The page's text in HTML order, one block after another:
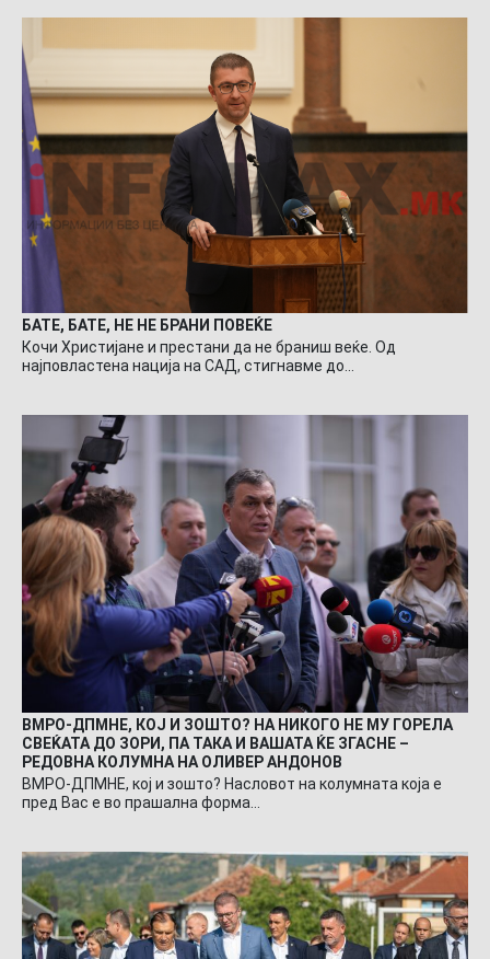
БАТЕ, БАТЕ, НЕ НЕ БРАНИ ПОВЕЌЕ
Кочи Христијане и престани да не браниш веќе. Од
најповластена нација на САД, стигнавме до…
ВМРО-ДПМНЕ, КОЈ И ЗОШТО? НА НИКОГО НЕ МУ ГОРЕЛА
СВЕЌАТА ДО ЗОРИ, ПА ТАКА И ВАШАТА ЌЕ ЗГАСНЕ –
РЕДОВНА КОЛУМНА НА ОЛИВЕР АНДОНОВ
ВМРО-ДПМНЕ, кој и зошто? Насловот на колумната која е
пред Вас е во прашална форма…